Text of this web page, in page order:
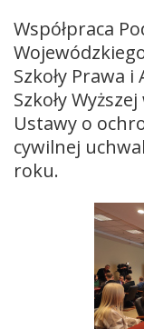
Współpraca
Szkoły Prawa
Szkoły
Ustawy o
cywilnej
roku.